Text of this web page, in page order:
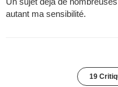
autant ma sensibilité.
19